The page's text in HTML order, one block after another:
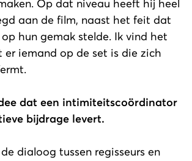
Op dat niveau heeft hij heel
aan de film, naast het feit dat
hun gemak stelde. Ik vind het
er iemand op de set is die zich
dat een intimiteitscoördinator
bijdrage levert.
dialoog tussen regisseurs en